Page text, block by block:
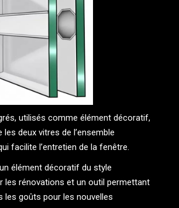
utilisés comme élément décoratif,
deux vitres de l’ensemble
facilite l’entretien de la fenêtre.
élément décoratif du style
les rénovations et un outil permettant
les goûts pour les nouvelles